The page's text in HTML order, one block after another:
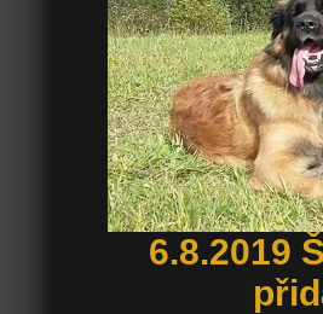
6.8.2019